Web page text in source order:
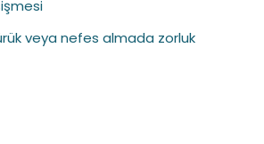
veya nefes almada zorluk